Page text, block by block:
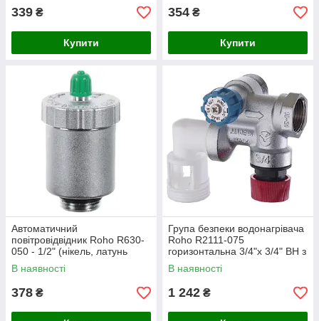
339 ₴
Купити
354 ₴
Купити
Автоматичний
повітровідвідник Roho R630-
050 - 1/2" (нікель, латунь
CW617N) для систем
опалення(RO0155)
В наявності
378 ₴
Група безпеки водонагрівача
Roho R2111-075
горизонтальна 3/4"х 3/4" ВН з
нержавіючої сталі (RO0165)
В наявності
1 242 ₴